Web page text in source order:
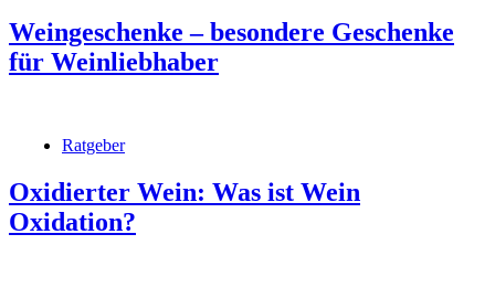
Weingeschenke – besondere Geschenke
für Weinliebhaber
Ratgeber
Oxidierter Wein: Was ist Wein
Oxidation?